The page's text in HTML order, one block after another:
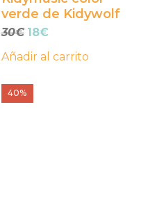
verde de Kidywolf
30€ El
original
30€.
18€El
actual
Añadir al carrito
40%